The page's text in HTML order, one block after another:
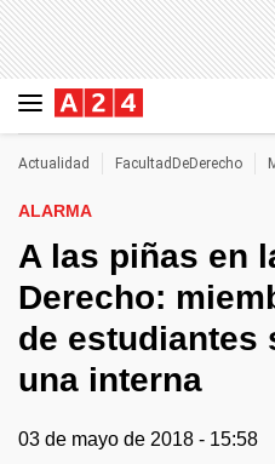
Actualidad FacultadDeDerecho
ALARMA
A las piñas en
Derecho:
de estudiantes
una interna
03 de mayo de 2018 - 15:58